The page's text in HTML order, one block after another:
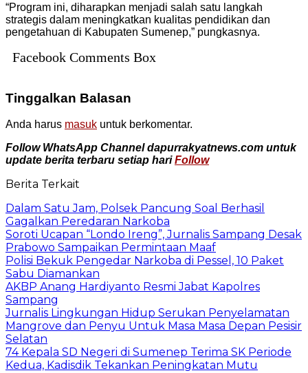
“Program ini, diharapkan menjadi salah satu langkah
strategis dalam meningkatkan kualitas pendidikan dan
pengetahuan di Kabupaten Sumenep,” pungkasnya.
Facebook Comments Box
Tinggalkan Balasan
Anda harus masuk untuk berkomentar.
Follow WhatsApp Channel dapurrakyatnews.com untuk
update berita terbaru setiap hariFollow
Berita Terkait
Dalam Satu Jam, Polsek Pancung Soal Berhasil
Gagalkan Peredaran Narkoba
Soroti Ucapan “Londo Ireng”, Jurnalis Sampang Desak
Prabowo Sampaikan Permintaan Maaf
Polisi Bekuk Pengedar Narkoba di Pessel, 10 Paket
Sabu Diamankan
AKBP Anang Hardiyanto Resmi Jabat Kapolres
Sampang
Jurnalis Lingkungan Hidup Serukan Penyelamatan
Mangrove dan Penyu Untuk Masa Masa Depan Pesisir
Selatan
74 Kepala SD Negeri di Sumenep Terima SK Periode
Kedua, Kadisdik Tekankan Peningkatan Mutu